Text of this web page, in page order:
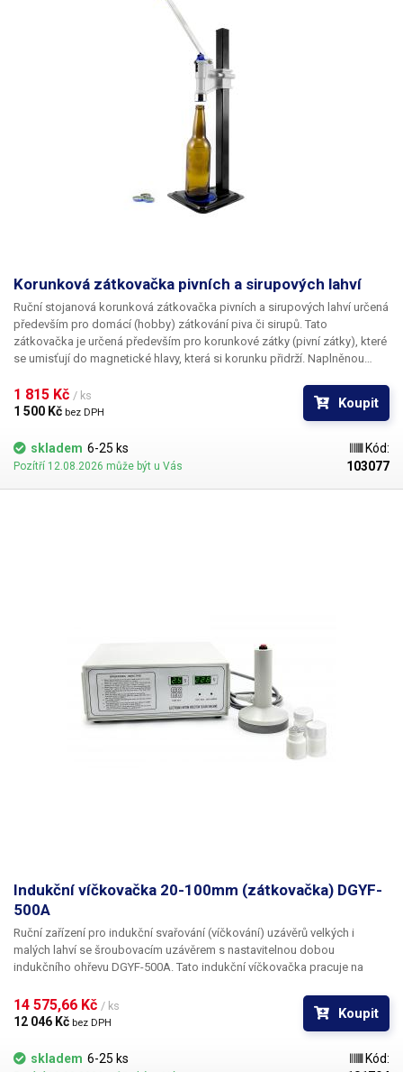
Korunková zátkovačka pivních a sirupových lahví
Ruční stojanová korunková zátkovačka pivních a sirupových lahví určená
především pro domácí (hobby) zátkování piva či sirupů. Tato
zátkovačka je určená především pro korunkové zátky (pivní zátky), které
se umisťují do magnetické hlavy, která si korunku přidrží. Naplněnou
je, pokud je proveden dostatečnou silou, vodotěsný. Výšku stojanu lze
pohodlně nastavovat bez použití nářadí - povytažením pružinové
1 815 Kč / ks
1 500 Kč bez DPH
Koupit
skladem 6-25 ks
Pozítří 12.08.2026 může být u Vás
Kód:
103077
Indukční víčkovačka 20-100mm (zátkovačka) DGYF-
500A
Ruční zařízení pro indukční svařování (víčkování) uzávěrů velkých i
malých lahví se šroubovacím uzávěrem s nastavitelnou dobou
indukčního ohřevu DGYF-500A. Tato indukční víčkovačka pracuje na
sklokeramických varných desek. V této podobě je však výkonnější. V
rukojeti je umístěná silná měděná elektromagnetická cívka, která při
průchodu proudu prudce ohřeje jakýkoliv magneticky vodivý materiál
umístěný pod ní. Pod sepnutou hlavicí se nevytváří žádné teplo. Teplo
14 575,66 Kč / ks
12 046 Kč bez DPH
Koupit
skladem 6-25 ks
Kód: